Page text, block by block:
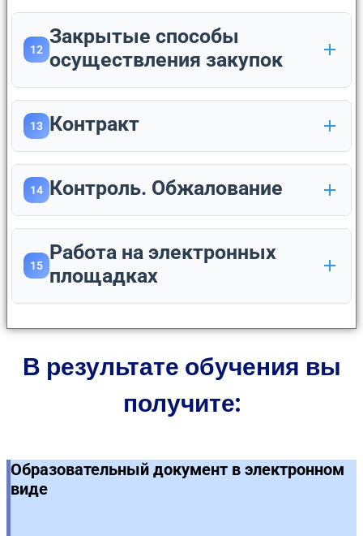
12
Закрытые способы
осуществления закупок
13 Контракт
14 Контроль. Обжалование
15
Работа на электронных
площадках
В результате обучения вы
получите:
Образовательный документ в электронном
виде